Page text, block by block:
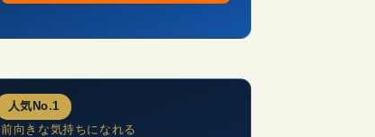
人気No.1
前向きな気持ちになれる